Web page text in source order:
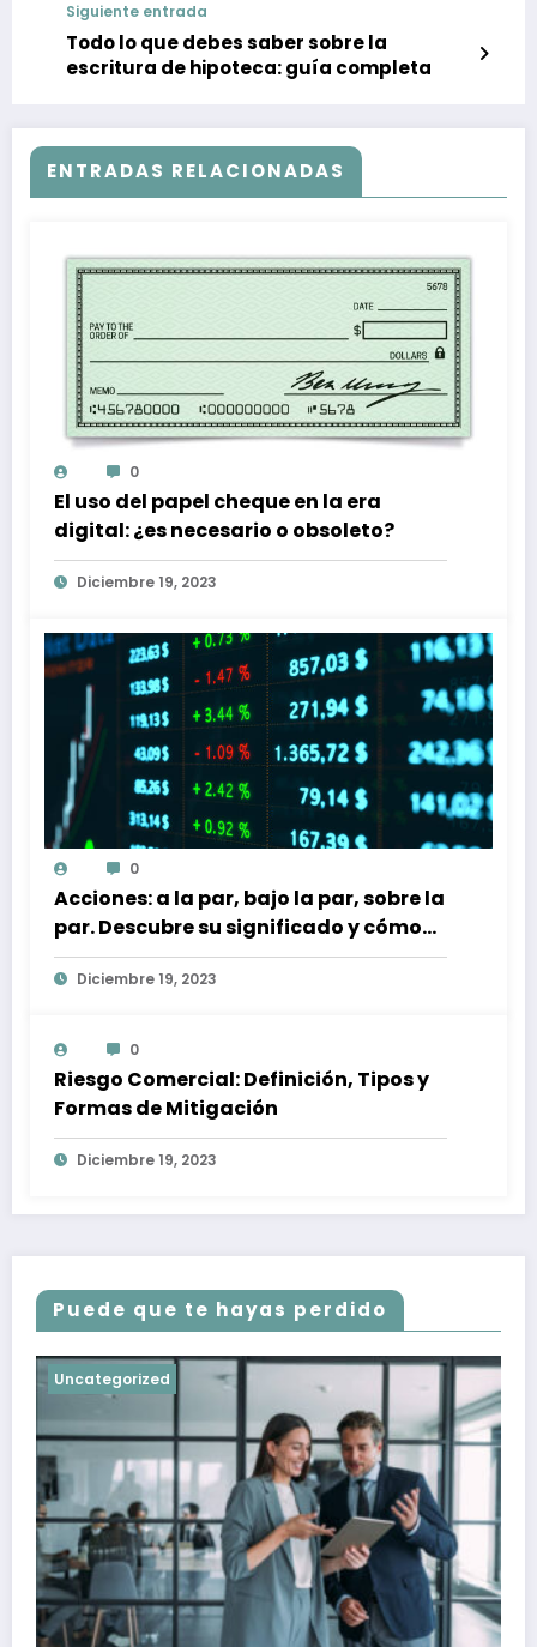
Siguiente entrada
Todo lo que debes saber sobre la
escritura de hipoteca: guía completa
ENTRADAS RELACIONADAS
0
El uso del papel cheque en la era
digital: ¿es necesario o obsoleto?
Diciembre 19, 2023
0
Acciones: a la par, bajo la par, sobre la
par. Descubre su significado y cómo
afectan a tu inversión
Diciembre 19, 2023
0
Riesgo Comercial: Definición, Tipos y
Formas de Mitigación
Diciembre 19, 2023
Puede que te hayas perdido
Uncategorized